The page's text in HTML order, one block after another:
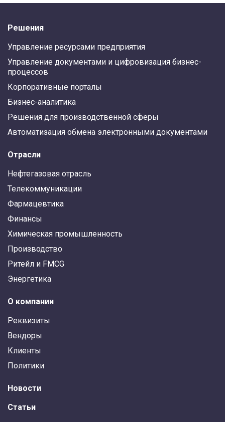
Решения
Управление ресурсами предприятия
Управление документами и цифровизация бизнес-
процессов
Корпоративные порталы
Бизнес-аналитика
Решения для производственной сферы
Автоматизация обмена электронными документами
Отрасли
Нефтегазовая отрасль
Телекоммуникации
Фармацевтика
Финансы
Химическая промышленность
Производство
Ритейл и FMCG
Энергетика
О компании
Реквизиты
Вендоры
Клиенты
Политики
Новости
Статьи